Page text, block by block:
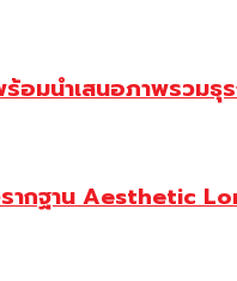
อมนำเสนอภาพรวม
รากฐาน Aesthetic